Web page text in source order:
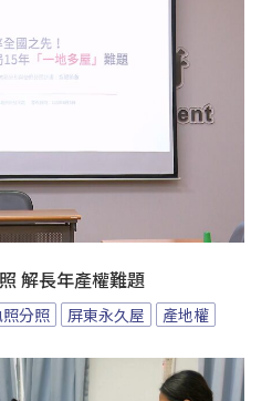
解長年產權難題
分照 屏東永久屋 產地權